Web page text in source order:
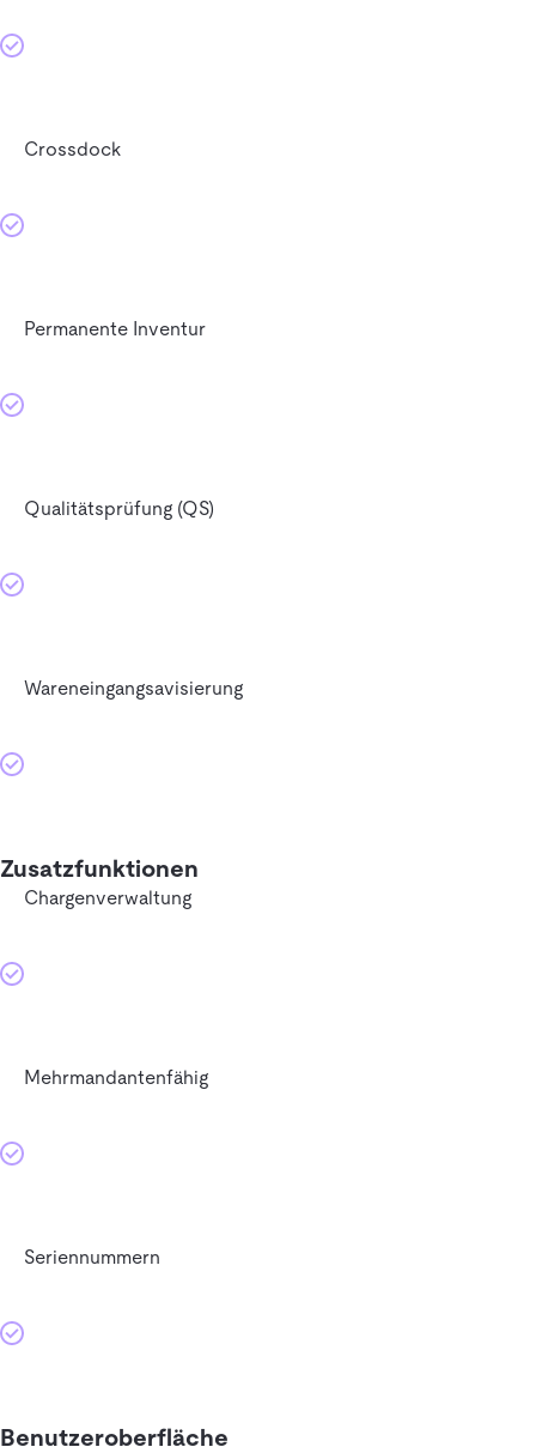
Crossdock
Permanente Inventur
Qualitätsprüfung (QS)
Wareneingangsavisierung
Zusatzfunktionen
Chargenverwaltung
Mehrmandantenfähig
Seriennummern
Benutzeroberfläche